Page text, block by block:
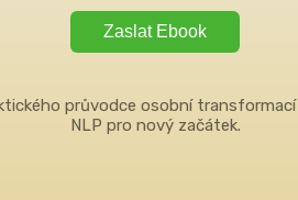
Zaslat Ebook
průvodce osobní
NLP pro nový začátek.